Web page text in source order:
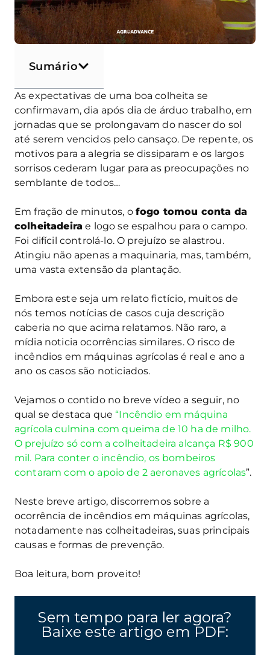
Sumário
As expectativas de uma boa colheita se
confirmavam, dia após dia de árduo trabalho, em
jornadas que se prolongavam do nascer do sol
até serem vencidos pelo cansaço. De repente, os
motivos para a alegria se dissiparam e os largos
sorrisos cederam lugar para as preocupações no
semblante de todos…
Em fração de minutos, o fogo tomou conta da
colheitadeira e logo se espalhou para o campo.
Foi difícil controlá-lo. O prejuízo se alastrou.
Atingiu não apenas a maquinaria, mas, também,
uma vasta extensão da plantação.
Embora este seja um relato fictício, muitos de
nós temos notícias de casos cuja descrição
caberia no que acima relatamos. Não raro, a
mídia noticia ocorrências similares. O risco de
incêndios em máquinas agrícolas é real e ano a
ano os casos são noticiados.
Vejamos o contido no breve vídeo a seguir, no
qual se destaca que “Incêndio em máquina
agrícola culmina com queima de 10 ha de milho.
O prejuízo só com a colheitadeira alcança R$ 900
mil. Para conter o incêndio, os bombeiros
contaram com o apoio de 2 aeronaves agrícolas”.
Neste breve artigo, discorremos sobre a
ocorrência de incêndios em máquinas agrícolas,
notadamente nas colheitadeiras, suas principais
causas e formas de prevenção.
Boa leitura, bom proveito!
Sem tempo para ler agora?
Baixe este artigo em PDF: